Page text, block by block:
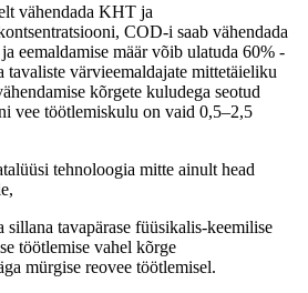
vähendada KHT ja
COD-i saab vähendada
eemaldamise määr võib ulatuda 60% -
tavaliste värvieemaldajate mittetäieliku
kõrgete kuludega seotud
vee töötlemiskulu on vaid 0,5–2,5
tehnoloogia mitte ainult head
tavapärase füüsikalis-keemilise
töötlemise vahel kõrge
mürgise reovee töötlemisel.